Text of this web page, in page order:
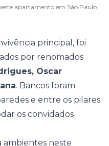
apartamento em São Paulo
principal, foi
por renomados
Oscar
. Bancos foram
e entre os pilares
os convidados